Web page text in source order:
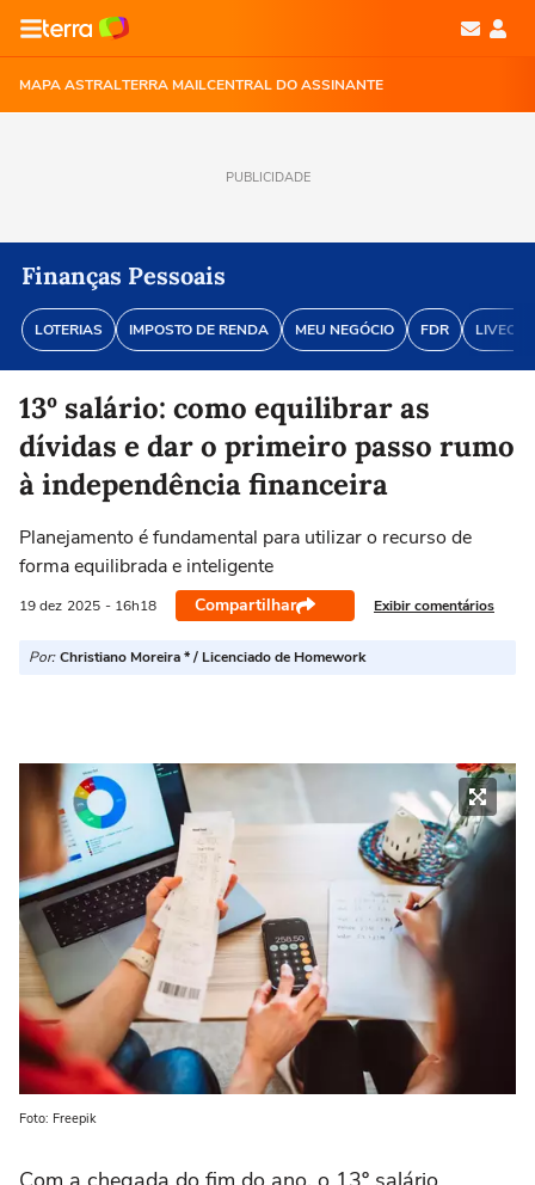
MAPA ASTRALTERRA MAILCENTRAL DO ASSINANTE
PUBLICIDADE
Finanças Pessoais
LOTERIAS IMPOSTO DE RENDA MEU NEGÓCIO FDR
13º salário: como equilibrar as
dívidas e dar o primeiro passo rumo
à independência financeira
Planejamento é fundamental para utilizar o recurso de
forma equilibrada e inteligente
19 dez 2025 - 16h18 Compartilhar Exibir comentários
Por: Christiano Moreira * / Licenciado de Homework
Foto: Freepik